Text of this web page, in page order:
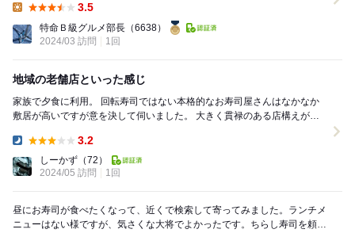
3.5
特命Ｂ級グルメ部長 （6638）
2024/03 訪問
1回
地域の老舗店といった感じ
家族で夕食に利用。 回転寿司ではない本格的なお寿司屋さんはなかなか
敷居が高いですが意を決して伺いました。 大きく貫禄のある店構えが地
3.2
しーかず （72）
2024/05 訪問
1回
昼にお寿司が食べたくなって、近くで検索して寄ってみました。ランチメ
ニューはない様ですが、気さくな大将でよかったです。ちらし寿司を頼ん